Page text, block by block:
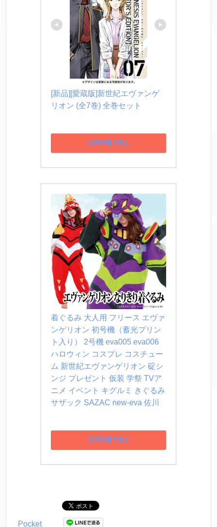
[新品][愛蔵版]新世紀エヴァンゲ
リオン (全7巻) 全巻セット
楽天市場で見る
着ぐるみ 大人用 フリース エヴァ
ンゲリオン 初号機（蓄光プリン
ト入り） 2号機 eva005 eva006
ハロウィン コスプレ コスチュー
ム 新世紀エヴァンゲリオン 碇シ
ンジ プレゼント 仮装 学祭 TVア
ニメ イベント キグルミ きぐるみ
サザック SAZAC new-eva 佐川
楽天市場で見る
Pocket